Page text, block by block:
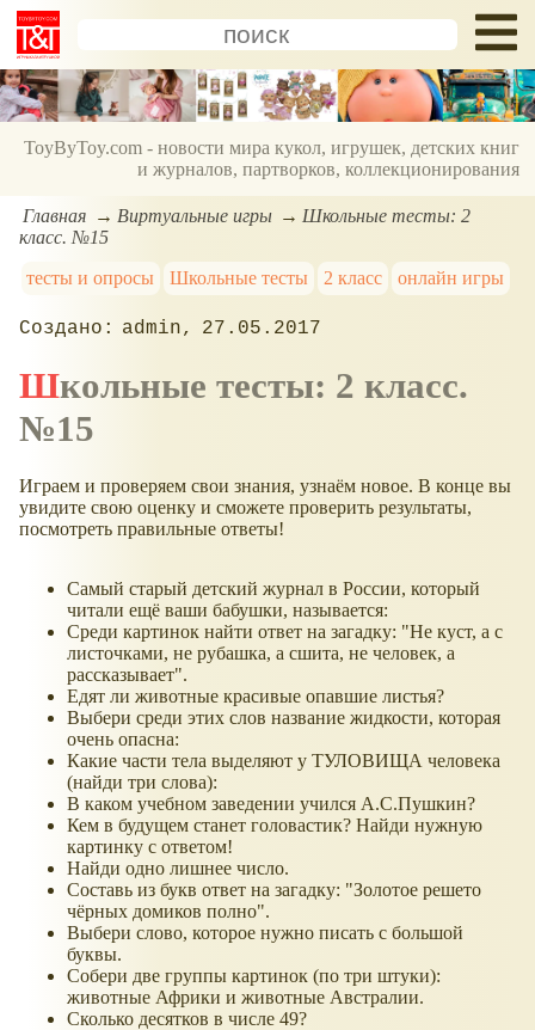
ToyByToy.com - новости мира кукол, игрушек, детских книг
и журналов, партворков, коллекционирования
Главная Виртуальные игры
Школьные тесты: 2
класс. №15
тесты и опросы
Школьные тесты 2 класс онлайн игры
admin 27.05.2017
Школьные тесты: 2 класс.
№15
Играем и проверяем свои знания, узнаём новое. В конце вы
увидите свою оценку и сможете проверить результаты,
посмотреть правильные ответы!
Самый старый детский журнал в России, который
читали ещё ваши бабушки, называется:
Среди картинок найти ответ на загадку: "Не куст, а с
листочками, не рубашка, а сшита, не человек, а
рассказывает".
Едят ли животные красивые опавшие листья?
Выбери среди этих слов название жидкости, которая
очень опасна:
Какие части тела выделяют у ТУЛОВИЩА человека
(найди три слова):
В каком учебном заведении учился А.С.Пушкин?
Кем в будущем станет головастик? Найди нужную
картинку с ответом!
Найди одно лишнее число.
Составь из букв ответ на загадку: "Золотое решето
чёрных домиков полно".
Выбери слово, которое нужно писать с большой
буквы.
Собери две группы картинок (по три штуки):
животные Африки и животные Австралии.
Сколько десятков в числе 49?